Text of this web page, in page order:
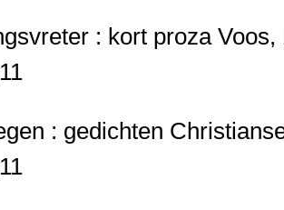
: kort proza Voos,
: gedichten